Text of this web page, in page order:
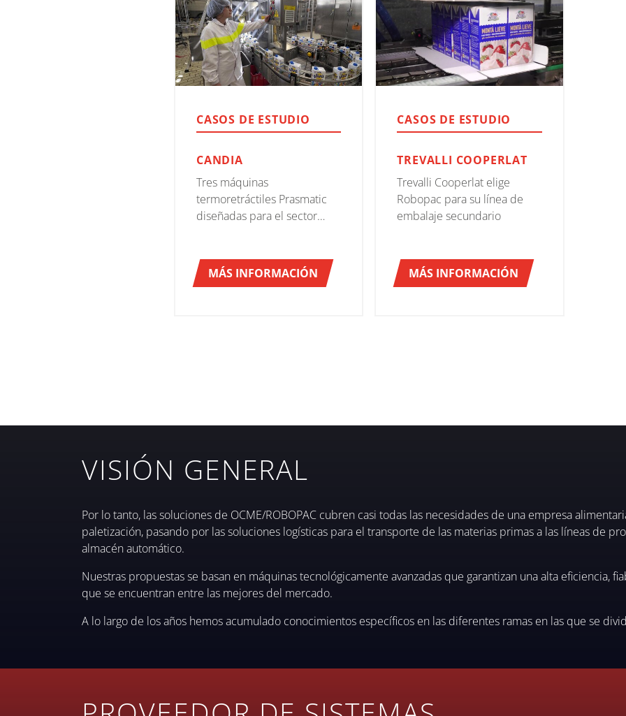
CASOS DE ESTUDIO
CANDIA
Tres máquinas
termoretráctiles Prasmatic
diseñadas para el sector
MÁS INFORMACIÓN
CASOS DE ESTUDIO
TREVALLI COOPERLAT
Trevalli Cooperlat elige
Robopac para su línea de
embalaje secundario
MÁS INFORMACIÓN
VISIÓN GENERAL
Por lo tanto, las soluciones de OCME/ROBOPAC cubren casi todas las necesidades de una empresa
paletización, pasando por las soluciones logísticas para el transporte de las materias primas a las líneas de
almacén automático.
Nuestras propuestas se basan en máquinas tecnológicamente avanzadas que garantizan una alta eficiencia,
que se encuentran entre las mejores del mercado.
A lo largo de los años hemos acumulado conocimientos específicos en las diferentes ramas en las que se